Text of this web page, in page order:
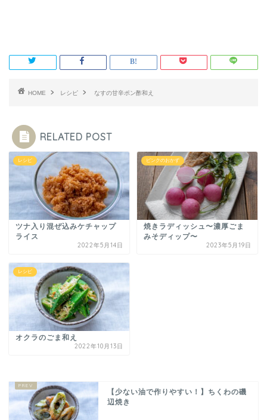
HOME レシピ なすの甘辛ポン酢和え
RELATED POST
レシピ
ツナ入り混ぜ込みケチャップ
ライス
2022年5月14日
ピンクのおかず
焼きラディッシュ〜濃厚ごま
みそディップ〜
2023年5月19日
レシピ
オクラのごま和え
2022年10月13日
【少ない油で作りやすい！】ちくわの磯
辺焼き